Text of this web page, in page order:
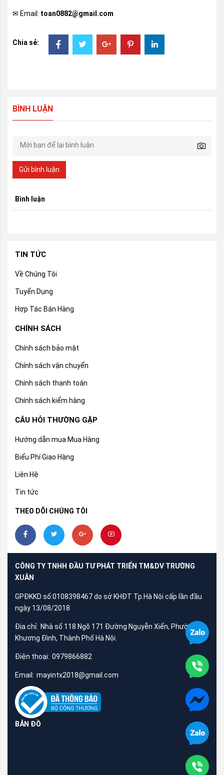
✉ Email: toan0882@gmail.com
Chia sẻ:
BÌNH LUẬN
Gửi bình luận
Bình luận
TIN TỨC
Về Chúng Tôi
Tuyển Dụng
Hợp Tác Bán Hàng
CHÍNH SÁCH
Chính sách bảo mật
Chính sách vận chuyển
Chính sách thanh toán
Chính sách kiểm hàng
CÂU HỎI THƯỜNG GẶP
Hướng dẫn mua Mua Hàng
Biểu Phí Giao Hàng
Liên Hệ
Tin tức
THEO DÕI CHÚNG TÔI
CÔNG TY TNHH ĐẦU TƯ PHÁT TRIỂN TM&DV TRƯỜNG
XUÂN
GPĐKKD số:0108398467 do sở KHĐT Tp.Hà Nội cấp lần đầu
ngày 13/08/2018
Địa chỉ: Nhà số 118 Ngõ 171 Đường Nguyễn Xiển, Phường
Khương Đình, Thành Phố Hà Nội.
Điện thoại: 0979866882
Email: mayintx2018@gmail.com
BẢN ĐỒ